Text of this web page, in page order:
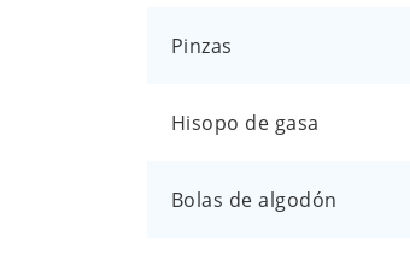
Pinzas
Hisopo de gasa
Bolas de algodón